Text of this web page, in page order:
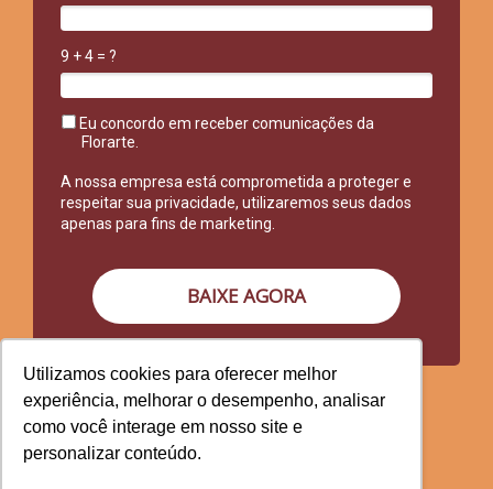
Utilizamos cookies para oferecer melhor
experiência, melhorar o desempenho, analisar
como você interage em nosso site e
personalizar conteúdo.
9 + 4 = ?
Eu concordo em receber comunicações da
Florarte.
A nossa empresa está comprometida a proteger e
respeitar sua privacidade, utilizaremos seus dados
apenas para fins de marketing.
BAIXE AGORA